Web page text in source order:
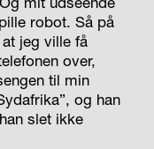
robot. Så på
jeg ville få
over,
til min
og han
slet ikke